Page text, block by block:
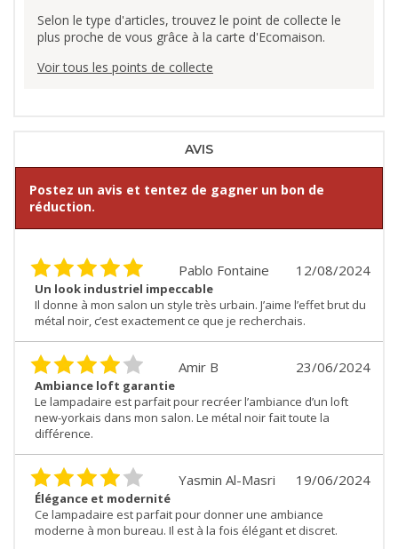
Selon le type d'articles, trouvez le point de collecte le
plus proche de vous grâce à la carte d'Ecomaison.
Voir tous les points de collecte
AVIS
Postez un avis et tentez de gagner un bon de
réduction.
12/08/2024
Pablo Fontaine
Un look industriel impeccable
Il donne à mon salon un style très urbain. J’aime l’effet brut du
métal noir, c’est exactement ce que je recherchais.
23/06/2024
Amir B
Ambiance loft garantie
Le lampadaire est parfait pour recréer l’ambiance d’un loft
new-yorkais dans mon salon. Le métal noir fait toute la
différence.
19/06/2024
Yasmin Al-Masri
Élégance et modernité
Ce lampadaire est parfait pour donner une ambiance
moderne à mon bureau. Il est à la fois élégant et discret.